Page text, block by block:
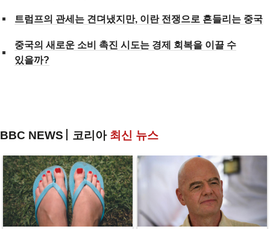
트럼프의 관세는 견뎌냈지만, 이란 전쟁으로 흔들리는 중국
중국의 새로운 소비 촉진 시도는 경제 회복을 이끌 수
있을까?
BBC NEWS 코리아 최신 뉴스